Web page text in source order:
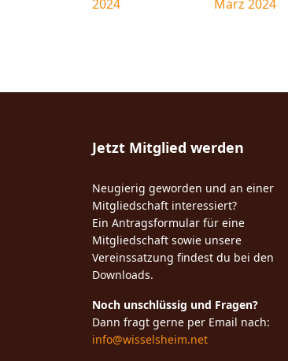
2024
März 2024
Jetzt Mitglied werden
Neugierig geworden und an einer
Mitgliedschaft interessiert?
Ein Antragsformular für eine
Mitgliedschaft sowie unsere
Vereinssatzung findest du bei den
Downloads.
Noch unschlüssig und Fragen?
Dann fragt gerne per Email nach:
info@wisselsheim.net